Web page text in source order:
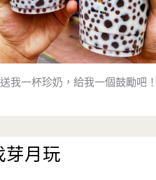
送我一杯珍奶，給我一個鼓勵吧！
芽月玩